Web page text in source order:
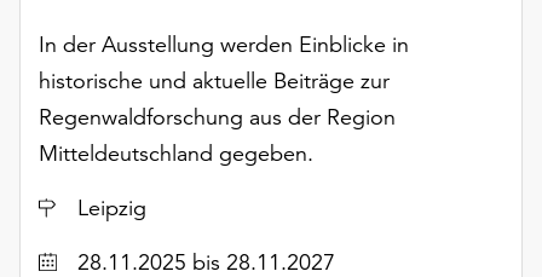
„Auswählen“.
Weitere
Informationen
finden
Sie
unserer
Datenschutzerklärung
In der Ausstellung werden Einblicke in
historische und aktuelle Beiträge zur
Regenwaldforschung aus der Region
Mitteldeutschland gegeben.
Ort
Leipzig
Datum28.11.2025 bis 28.11.2027